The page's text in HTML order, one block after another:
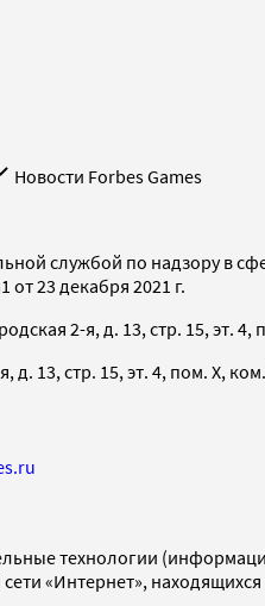
Новости Forbes Games
службой по надзору в
23 декабря 2021 г.
2-я, д. 13, стр. 15, эт. 4,
13, стр. 15, эт. 4, пом. X,
технологии
«Интернет»,